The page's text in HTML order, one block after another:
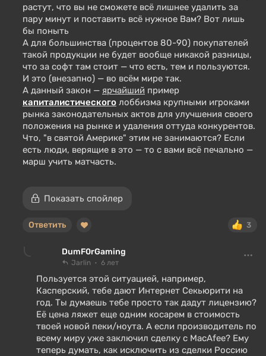
растут, что вы не сможете всё лишнее удалить за
пару минут и поставить всё нужное Вам? Вот лишь
бы поныть
А для большинства (процентов 80-90) покупателей
такой продукции не будет вообще никакой разницы,
что за софт там стоит — что есть, тем и пользуются.
И это (внезапно) — во всём мире так.
А данный закон — ярчайший пример
капиталистического лоббизма крупными игроками
рынка законодательных актов для улучшения своего
положения на рынке и удаления оттуда конкурентов.
Что, "в святой Америке" этим не занимаются? Если
есть люди, верящие в это — то с вами всё печально —
марш учить матчасть.
Показать спойлер
3
Ответить
DumF0rGaming
Jarlin 6 лет
Пользуется этой ситуацией, например,
Касперский, тебе дают Интернет Секьюрити на
год. Ты думаешь тебе просто так дадут лицензию?
Её цена ляжет еще одним косарем в стоимость
твоей новой пеки/ноута. А если производитель по
всему миру уже заключил сделку с MacAfee? Ему
теперь думать, как исключить из сделки Россию